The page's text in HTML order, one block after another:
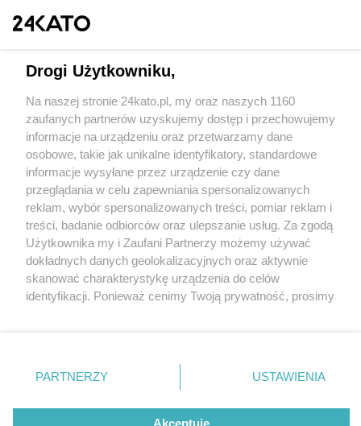
Tylko dwie palmy na Rynku. Co się dzieje z
Mamy odpowiedź
Palmy, Katowice Rynek, maj
2021 r.
Palmy, Katowice Rynek, maj 2021 r.
Wydawca mediów lokalnych
Nie zapomnij
zapoznać się z:
polityką prywatności regulamin korzystania z portali
Twojemiasto
Piekary Śląskie
Chorzów
Tarnowskie Góry
Gliwice
Skontakuj sięz nami
Kontakt
Wydawca
Redakcja
Drogi Użytkowniku,
Na naszej stronie 24kato.pl, my oraz naszych 1160
zaufanych partnerów uzyskujemy dostęp i przechowujemy
informacje na urządzeniu oraz przetwarzamy dane
osobowe, takie jak unikalne identyfikatory, standardowe
informacje wysyłane przez urządzenie czy dane
przeglądania w celu zapewniania spersonalizowanych
reklam, wybór spersonalizowanych treści, pomiar reklam i
treści, badanie odbiorców oraz ulepszanie usług. Za zgodą
Użytkownika my i Zaufani Partnerzy możemy używać
dokładnych danych geolokalizacyjnych oraz aktywnie
skanować charakterystykę urządzenia do celów
identyfikacji. Ponieważ cenimy Twoją prywatność, prosimy
prywatności znajdujący się w lewym dolnym rogu strony
. Niektóre rodzaje przetwarzania danych nie wymagają
zgody użytkownika, ale masz prawo sprzeciwić się
takiemu przetwarzaniu. Preferencje będą miały
PARTNERZY USTAWIENIA
Akceptuję